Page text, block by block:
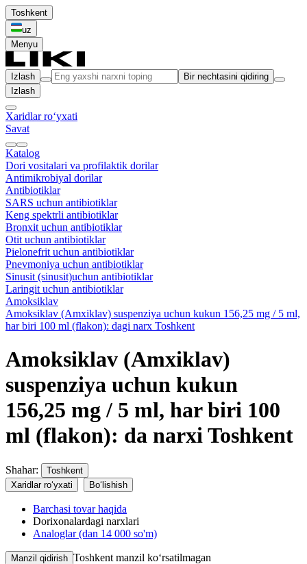
Toshkent
uz
Menyu
Izlash
Bir nechtasini qidiring
Izlash
Xaridlar ro‘yxati
Savat
Katalog
Dori vositalari va profilaktik dorilar
Antimikrobiyal dorilar
Antibiotiklar
SARS uchun antibiotiklar
Keng spektrli antibiotiklar
Bronxit uchun antibiotiklar
Otit uchun antibiotiklar
Pielonefrit uchun antibiotiklar
Pnevmoniya uchun antibiotiklar
Sinusit (sinusit)uchun antibiotiklar
Laringit uchun antibiotiklar
Amoksiklav
Amoksiklav (Amxiklav) suspenziya uchun kukun 156,25 mg / 5 ml,
har biri 100 ml (flakon): dagi narx Toshkent
Amoksiklav (Amxiklav)
suspenziya uchun kukun
156,25 mg / 5 ml, har biri 100
ml (flakon): da narxi Toshkent
Shahar:
Toshkent
Xaridlar ro‘yxati
Bo‘lishish
Barchasi tovar haqida
Dorixonalardagi narxlari
Analoglar (dan 14 000 so'm)
Manzil qidirish Toshkent manzil ko‘rsatilmagan